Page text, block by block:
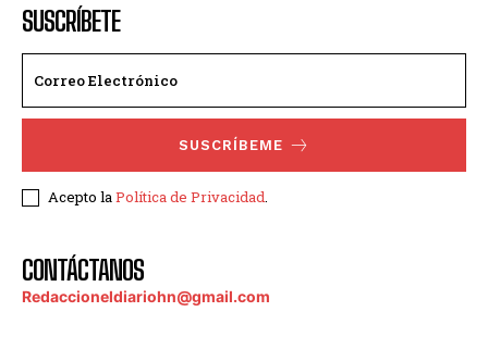
SUSCRÍBETE
SUSCRÍBEME
Acepto laPolítica de Privacidad.
CONTÁCTANOS
Redaccioneldiariohn@gmail.com